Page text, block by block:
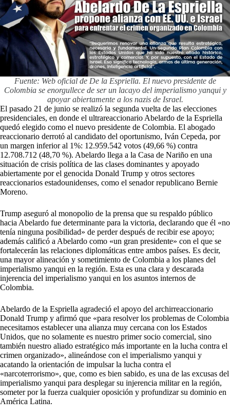
Fuente: Web oficial de De la Espriella. El nuevo presidente de
Colombia se enorgullece de ser un lacayo del imperialismo yanqui y
apoyar abiertamente a los nazis de Israel.
El pasado 21 de junio se realizó la segunda vuelta de las elecciones
presidenciales, en donde el ultrareaccionario Abelardo de la Espriella
quedó elegido como el nuevo presidente de Colombia. El abogado
reaccionario derrotó al candidato del oportunismo, Iván Cepeda, por
un margen inferior al 1%: 12.959.542 votos (49,66 %) contra
12.708.712 (48,70 %). Abelardo llega a la Casa de Nariño en una
situación de crisis política de las clases dominantes y apoyado
abiertamente por el genocida Donald Trump y otros sectores
reaccionarios estadounidenses, como el senador republicano Bernie
Moreno.
Trump aseguró al monopolio de la prensa que su respaldo público
hacia Abelardo fue determinante para la victoria, declarando que él «no
tenía ninguna posibilidad» de perder después de recibir ese apoyo;
además calificó a Abelardo como «un gran presidente» con el que se
fortalecerán las relaciones diplomáticas entre ambos países. Es decir,
una mayor alineación y sometimiento de Colombia a los planes del
imperialismo yanqui en la región. Esta es una clara y descarada
injerencia del imperialismo yanqui en los asuntos internos de
Colombia.
Abelardo de la Espriella agradeció el apoyo del archirreaccionario
Donald Trump y afirmó que «para resolver los problemas de Colombia
necesitamos establecer una alianza muy cercana con los Estados
Unidos, que no solamente es nuestro primer socio comercial, sino
también nuestro aliado estratégico más importante en la lucha contra el
crimen organizado», alineándose con el imperialismo yanqui y
acatando la orientación de impulsar la lucha contra el
«narcoterrorismo», que, como es bien sabido, es una de las excusas del
imperialismo yanqui para desplegar su injerencia militar en la región,
someter por la fuerza cualquier oposición y profundizar su dominio en
América Latina.